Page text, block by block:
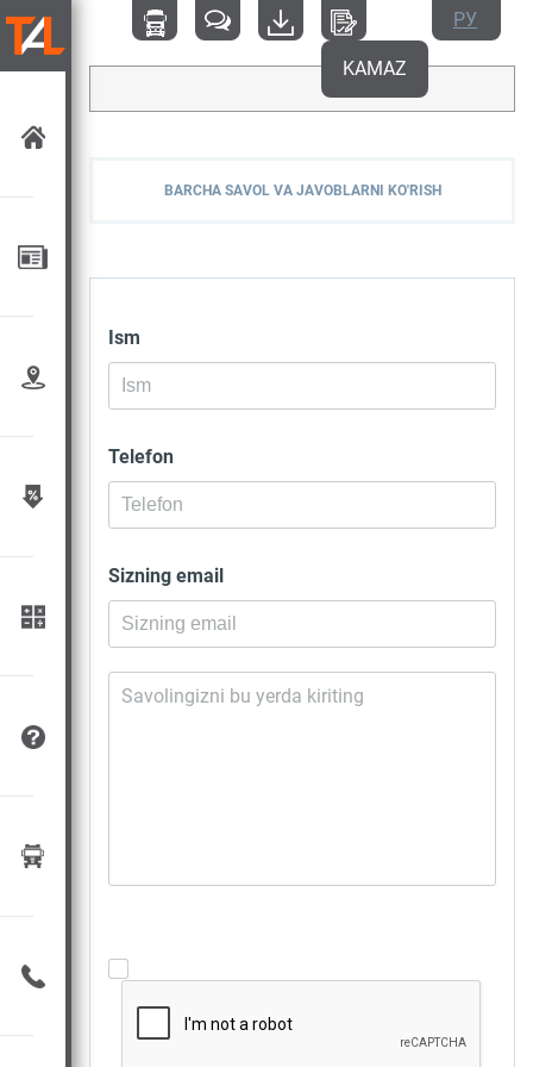
KAMAZ
РУ
BARCHA SAVOL VA JAVOBLARNI KO'RISH
Ism
Telefon
Sizning email